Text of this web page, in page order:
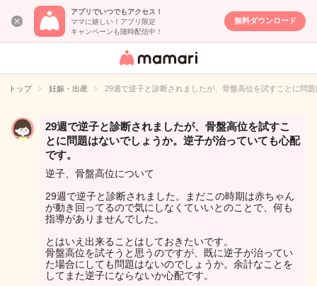
アプリでいつでもアクセス！
ママに嬉しい！アプリ限定
キャンペーンも随時配信中！
無料ダウンロード
女性専用匿名QA
イト
トップ 妊娠・出産 29週で逆子と診断されましたが、骨盤高位を試すことに問
29週で逆子と診断されましたが、骨盤高位を試すこ
とに問題はないでしょうか。逆子が治っていても心配
です。
逆子、骨盤高位について
29週で逆子と診断されました。まだこの時期は赤ちゃん
が動き回ってるので気にしなくていいとのことで、何も
指導がありませんでした。
とはいえ出来ることはしておきたいです。
骨盤高位を試そうと思うのですが、既に逆子が治ってい
た場合にしても問題はないのでしょうか。余計なことを
してまた逆子にならないか心配です。